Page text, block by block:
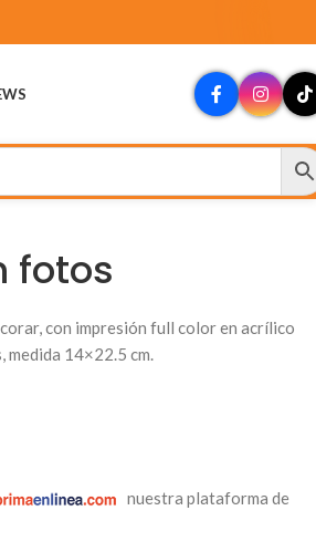
fotos
con impresión full color en acrílico
14×22.5 cm.
nuestra plataforma de